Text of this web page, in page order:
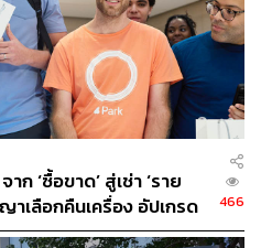
apple-maps-app-popula
WEALTH
ดวกหรือใช้งานอยู่แล้วได้เลย
‘ซื้อขาด’ สู่เช่า ‘ราย
าเลือกคืนเครื่อง อัปเกรด
466